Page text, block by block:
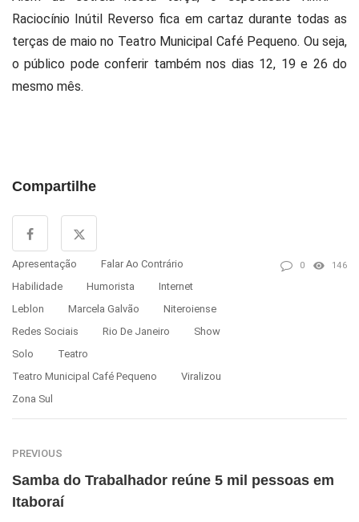
Raciocínio Inútil Reverso fica em cartaz durante todas as
terças de maio no Teatro Municipal Café Pequeno. Ou seja,
o público pode conferir também nos dias 12, 19 e 26 do
mesmo mês.
Compartilhe
Apresentação
Falar Ao Contrário
Habilidade
Humorista
Internet
Leblon
Marcela Galvão
Niteroiense
Redes Sociais
Rio De Janeiro
Show
Solo
Teatro
Teatro Municipal Café Pequeno
Viralizou
Zona Sul
0 146
PREVIOUS
Samba do Trabalhador reúne 5 mil pessoas em
Itaboraí